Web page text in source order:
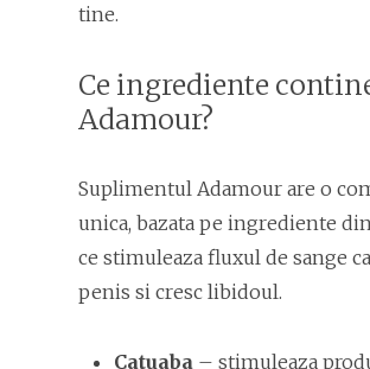
tine.
Ce ingrediente
Adamour?
Suplimentul Adamour are o
unica, bazata pe ingrediente
ce stimuleaza fluxul de sange
penis si cresc libidoul.
Catuaba – stimuleaza